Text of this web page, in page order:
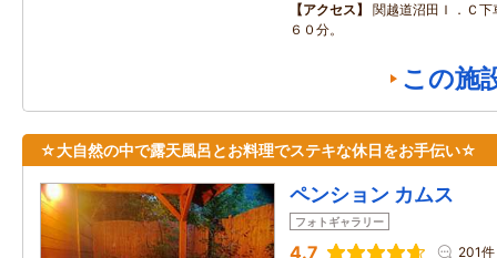
アクセス
関越道沼田Ｉ．Ｃ
６０分。
この施
☆大自然の中で露天風呂とお料理でステキな休日をお手伝い☆
ペンション カムス
フォトギャラリー
4.7 201件